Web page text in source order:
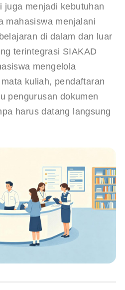
juga menjadi kebutuhan
mahasiswa menjalani
di dalam dan luar
terintegrasi SIAKAD
mengelola
kuliah, pendaftaran
pengurusan dokumen
harus datang langsung